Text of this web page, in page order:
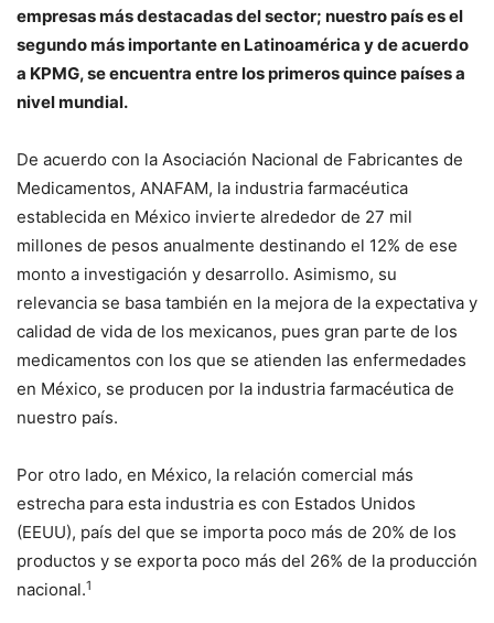
empresas más destacadas del sector; nuestro país es el
segundo más importante en Latinoamérica y de acuerdo
a KPMG, se encuentra entre los primeros quince países a
nivel mundial.
De acuerdo con la Asociación Nacional de Fabricantes de
Medicamentos, ANAFAM, la industria farmacéutica
establecida en México invierte alrededor de 27 mil
millones de pesos anualmente destinando el 12% de ese
monto a investigación y desarrollo. Asimismo, su
relevancia se basa también en la mejora de la expectativa y
calidad de vida de los mexicanos, pues gran parte de los
medicamentos con los que se atienden las enfermedades
en México, se producen por la industria farmacéutica de
nuestro país.
Por otro lado, en México, la relación comercial más
estrecha para esta industria es con Estados Unidos
(EEUU), país del que se importa poco más de 20% de los
productos y se exporta poco más del 26% de la producción
nacional.1